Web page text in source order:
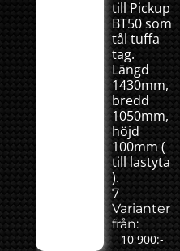
till Pickup
BT50 som
tål tuffa
tag.
Längd
1430mm,
bredd
1050mm,
höjd
100mm (
till lastyta
).
7
Varianter
från:
10 900:-